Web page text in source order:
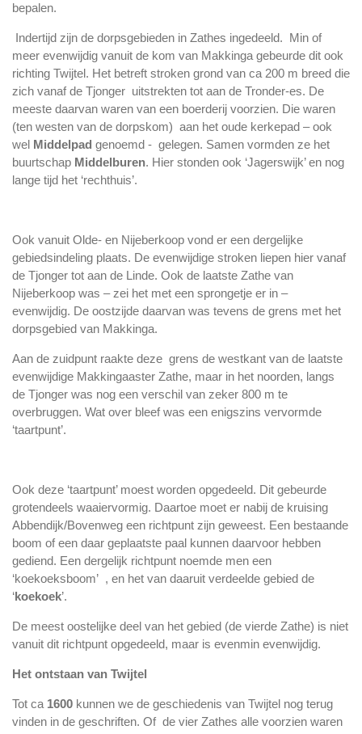
bepalen.
Indertijd zijn de dorpsgebieden in Zathes ingedeeld. Min of
meer evenwijdig vanuit de kom van Makkinga gebeurde dit ook
richting Twijtel. Het betreft stroken grond van ca 200 m breed die
zich vanaf de Tjonger uitstrekten tot aan de Tronder-es. De
meeste daarvan waren van een boerderij voorzien. Die waren
(ten westen van de dorpskom) aan het oude kerkepad – ook
wel Middelpad genoemd - gelegen. Samen vormden ze het
buurtschap Middelburen. Hier stonden ook ‘Jagerswijk’ en nog
lange tijd het ‘rechthuis’.
Ook vanuit Olde- en Nijeberkoop vond er een dergelijke
gebiedsindeling plaats. De evenwijdige stroken liepen hier vanaf
de Tjonger tot aan de Linde. Ook de laatste Zathe van
Nijeberkoop was – zei het met een sprongetje er in –
evenwijdig. De oostzijde daarvan was tevens de grens met het
dorpsgebied van Makkinga.
Aan de zuidpunt raakte deze grens de westkant van de laatste
evenwijdige Makkingaaster Zathe, maar in het noorden, langs
de Tjonger was nog een verschil van zeker 800 m te
overbruggen. Wat over bleef was een enigszins vervormde
‘taartpunt’.
Ook deze ‘taartpunt’ moest worden opgedeeld. Dit gebeurde
grotendeels waaiervormig. Daartoe moet er nabij de kruising
Abbendijk/Bovenweg een richtpunt zijn geweest. Een bestaande
boom of een daar geplaatste paal kunnen daarvoor hebben
gediend. Een dergelijk richtpunt noemde men een
‘koekoeksboom’ , en het van daaruit verdeelde gebied de
‘koekoek’.
De meest oostelijke deel van het gebied (de vierde Zathe) is niet
vanuit dit richtpunt opgedeeld, maar is evenmin evenwijdig.
Het ontstaan van Twijtel
Tot ca 1600 kunnen we de geschiedenis van Twijtel nog terug
vinden in de geschriften. Of de vier Zathes alle voorzien waren